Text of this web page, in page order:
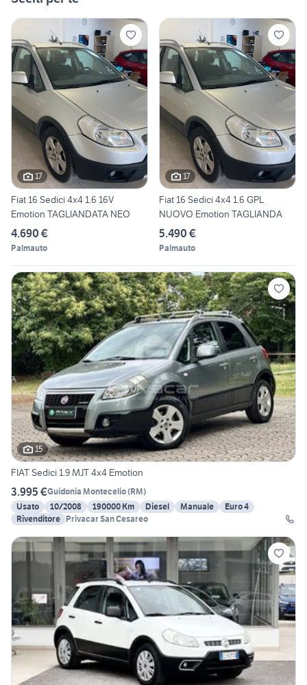
17
Fiat 16 Sedici 4x4 1.6 16V
Emotion TAGLIANDATA NEO
4.690 €
Palmauto
17
Fiat 16 Sedici 4x4 1.6 GPL
NUOVO Emotion TAGLIANDA
5.490 €
Palmauto
15
FIAT Sedici 1.9 MJT 4x4 Emotion
3.995 €Guidonia Montecelio(RM)
Usato
10/2008 190000 Km Diesel Manuale
Euro 4
Rivenditore Privacar San Cesareo